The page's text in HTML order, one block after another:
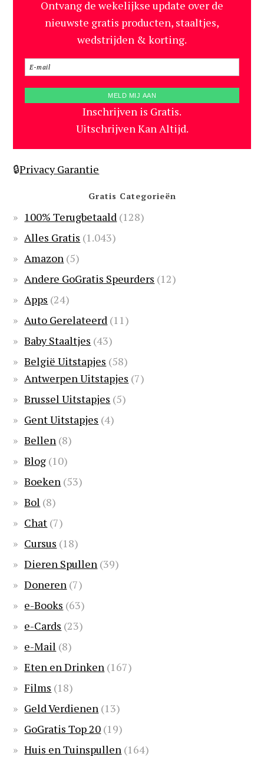
Ontvang de wekelijkse update over de
nieuwste gratis producten, staaltjes,
wedstrijden & korting.
Inschrijven is Gratis.
Uitschrijven Kan Altijd.
🔒Privacy Garantie
Gratis Categorieën
100% Terugbetaald (128)
Alles Gratis (1.043)
Amazon (5)
Andere GoGratis Speurders (12)
Apps (24)
Auto Gerelateerd (11)
Baby Staaltjes (43)
België Uitstapjes (58)
Antwerpen Uitstapjes (7)
Brussel Uitstapjes (5)
Gent Uitstapjes (4)
Bellen (8)
Blog (10)
Boeken (53)
Bol (8)
Chat (7)
Cursus (18)
Dieren Spullen (39)
Doneren (7)
e-Books (63)
e-Cards (23)
e-Mail (8)
Eten en Drinken (167)
Films (18)
Geld Verdienen (13)
GoGratis Top 20 (19)
Huis en Tuinspullen (164)